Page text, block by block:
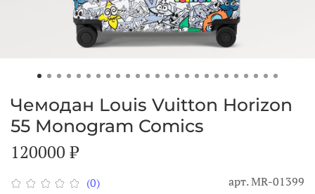
(0) арт.MR-01399
Чемодан Louis Vuitton Horizon
55 Monogram Comics
120000 ₽